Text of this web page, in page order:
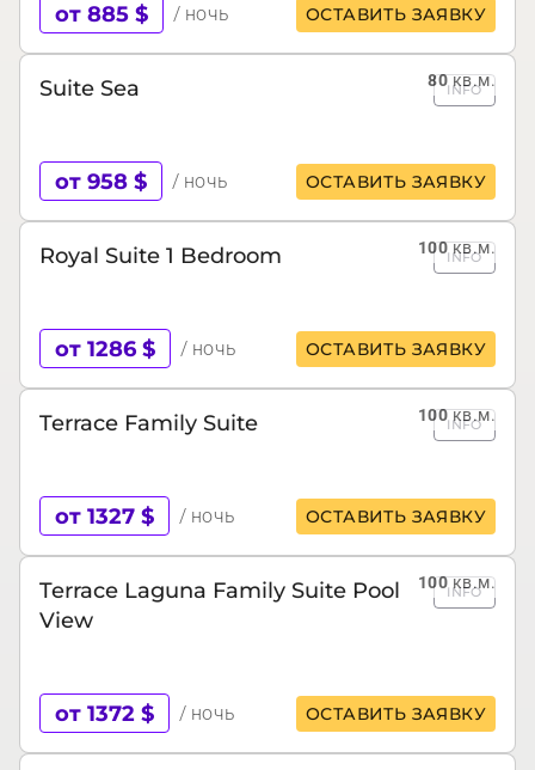
от 885 $ / ночь ОСТАВИТЬ ЗАЯВКУ
80кв.м.
Suite Sea INFO
от 958 $ / ночь ОСТАВИТЬ ЗАЯВКУ
100кв.м.
Royal Suite 1 Bedroom INFO
от 1286 $ / ночь ОСТАВИТЬ ЗАЯВКУ
100кв.м.
Terrace Family Suite INFO
от 1327 $ / ночь ОСТАВИТЬ ЗАЯВКУ
100кв.м.
Terrace Laguna Family Suite Pool
View
INFO
от 1372 $ / ночь ОСТАВИТЬ ЗАЯВКУ